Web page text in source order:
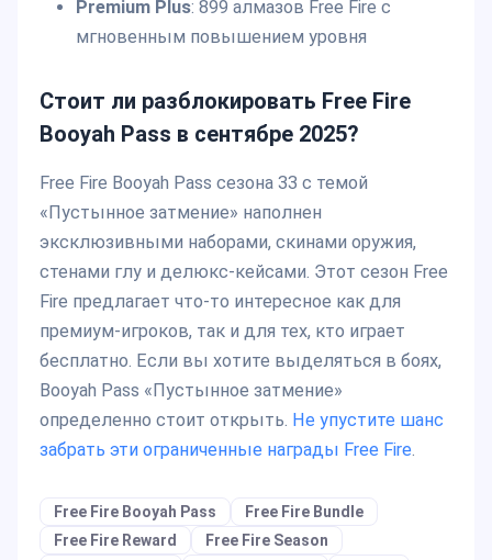
Premium Plus: 899 алмазов Free Fire с
мгновенным повышением уровня
Стоит ли разблокировать Free Fire
Booyah Pass в сентябре 2025?
Free Fire Booyah Pass сезона 33 с темой
«Пустынное затмение» наполнен
эксклюзивными наборами, скинами оружия,
стенами глу и делюкс-кейсами. Этот сезон Free
Fire предлагает что-то интересное как для
премиум-игроков, так и для тех, кто играет
бесплатно. Если вы хотите выделяться в боях,
Booyah Pass «Пустынное затмение»
определенно стоит открыть. Не упустите шанс
забрать эти ограниченные награды Free Fire
Free Fire Booyah Pass
Free Fire Bundle
Free Fire Reward
Free Fire Season